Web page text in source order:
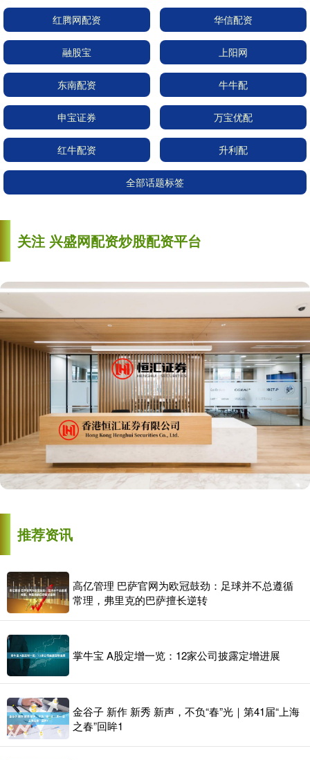
红腾网配资 华信配资
融股宝 上阳网
东南配资 牛牛配
申宝证券 万宝优配
红牛配资 升利配
全部话题标签
关注 兴盛网配资炒股配资平台
推荐资讯
高亿管理 巴萨官网为欧冠鼓劲：足球并不总遵循
常理，弗里克的巴萨擅长逆转
掌牛宝 A股定增一览：12家公司披露定增进展
金谷子 新作 新秀 新声，不负“春”光｜第41届“上海
之春”回眸1